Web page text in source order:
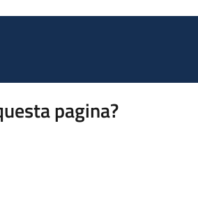
pagina?